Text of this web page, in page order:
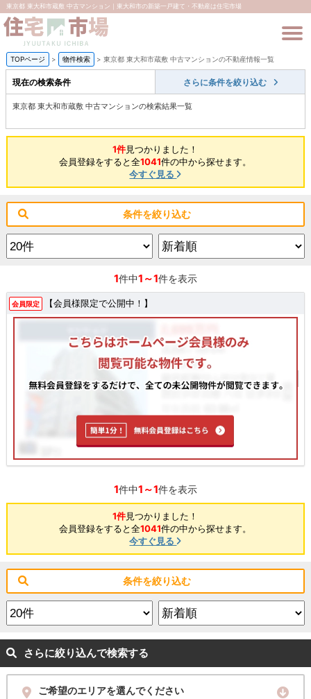
東京都 東大和市蔵敷 中古マンション｜東大和市の新築一戸建て・不動産は住宅市場
TOPページ > 物件検索 > 東京都 東大和市蔵敷 中古マンションの不動産情報一覧
現在の検索条件 さらに条件を絞り込む
東京都 東大和市蔵敷 中古マンションの検索結果一覧
1件見つかりました！
会員登録をすると全1041件の中から探せます。
今すぐ見る
条件を絞り込む
1件中1～1件を表示
会員限定 【会員様限定で公開中！】
1件中1～1件を表示
1件見つかりました！
会員登録をすると全1041件の中から探せます。
今すぐ見る
条件を絞り込む
さらに絞り込んで検索する
ご希望のエリアを選んでください